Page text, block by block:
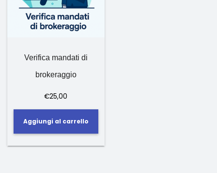
Verifica mandati di
brokeraggio
€25,00
Aggiungi al carrello